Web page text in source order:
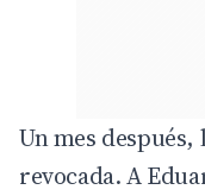
Un mes
revocada. A